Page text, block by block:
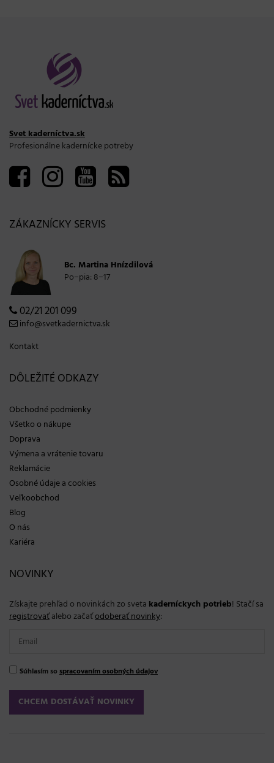
Svet kaderníctva.sk
Profesionálne kadernícke potreby
ZÁKAZNÍCKY SERVIS
Bc. Martina Hnízdilová
Po−pia: 8−17
02/21 201 099
info@svetkadernictva.sk
Kontakt
DÔLEŽITÉ ODKAZY
Obchodné podmienky
Všetko o nákupe
Doprava
Výmena a vrátenie tovaru
Reklamácie
Osobné údaje a cookies
Veľkoobchod
Blog
O nás
Kariéra
NOVINKY
Získajte prehľad o novinkách zo sveta kaderníckych potrieb! Stačí sa
registrovaťalebo začaťodoberať novinky:
Súhlasím so spracovaním osobných údajov